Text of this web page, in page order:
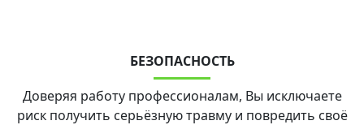
БЕЗОПАСНОСТЬ
Доверяя работу профессионалам, Вы исключаете
риск получить серьёзную травму и повредить своё